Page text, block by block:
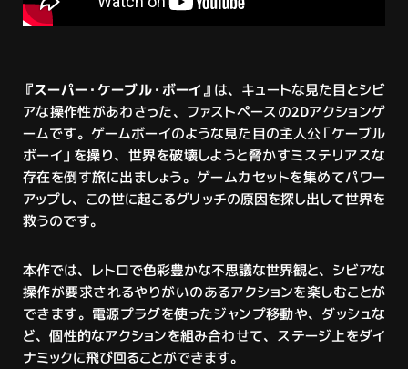
『スーパー・ケーブル・ボーイ』 は、キュートな見た目とシビ
アな操作性があわさった、ファストペースの2Dアクションゲ
ームです。ゲームボーイのような見た目の主人公「ケーブル
ボーイ」を操り、世界を破壊しようと脅かすミステリアスな
存在を倒す旅に出ましょう。ゲームカセットを集めてパワー
アップし、この世に起こるグリッチの原因を探し出して世界を
救うのです。
本作では、レトロで色彩豊かな不思議な世界観と、シビアな
操作が要求されるやりがいのあるアクションを楽しむことが
できます。電源プラグを使ったジャンプ移動や、ダッシュな
ど、個性的なアクションを組み合わせて、ステージ上をダイ
ナミックに飛び回ることができます。